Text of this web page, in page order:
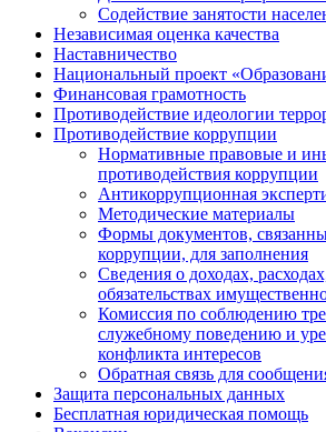
Содействие занятости
Независимая оценка качества
Наставничество
Национальный проект
Финансовая грамотность
Противодействие идеологии
Противодействие коррупции
Нормативные правовые и
противодействия коррупции
Антикоррупционная
Методические материалы
Формы документов,
коррупции, для заполнения
Сведения о доходах,
обязательствах
Комиссия по соблюдению
служебному поведению и
конфликта интересов
Обратная связь для
Защита персональных данных
Бесплатная юридическая помощь